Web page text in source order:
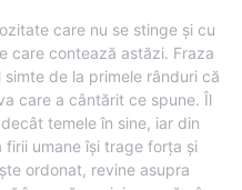
care nu se stinge și cu
care contează astăzi. Fraza
de la primele rânduri că
care a cântărit ce spune. Îl
temele în sine, iar din
umane își trage forța și
ordonat, revine asupra